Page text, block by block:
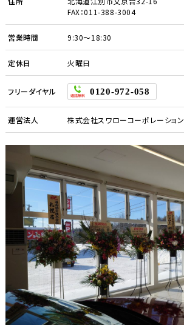
FAX：011-388-3004
営業時間 9:30～18:30
定休日 火曜日
フリーダイヤル 0120-972-058
運営法人 株式会社スワローコーポレーション